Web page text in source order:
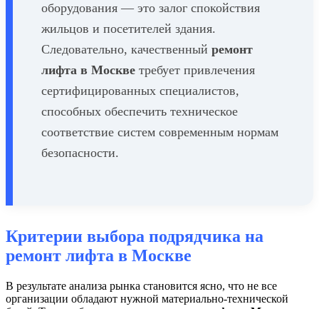
оборудования — это залог спокойствия
жильцов и посетителей здания.
Следовательно, качественный ремонт
лифта в Москве требует привлечения
сертифицированных специалистов,
способных обеспечить техническое
соответствие систем современным нормам
безопасности.
Критерии выбора подрядчика на
ремонт лифта в Москве
В результате анализа рынка становится ясно, что не все
организации обладают нужной материально-технической